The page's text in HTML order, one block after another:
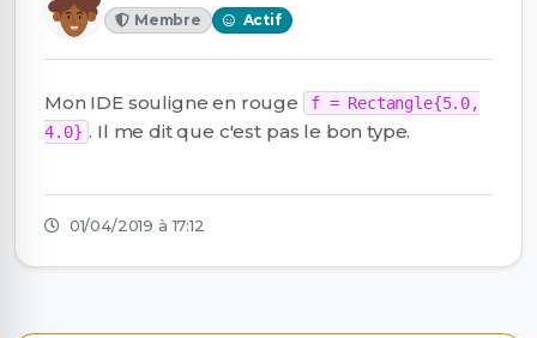
Membre Actif
Mon IDE souligne en rouge
f = Rectangle{5.0,
4.0} . Il me dit que c'est pas le bon type.
01/04/2019 à 17:12